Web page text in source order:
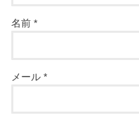
名前*
メール*